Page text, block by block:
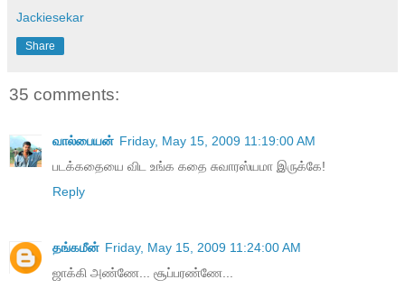
Jackiesekar
Share
35 comments:
வால்பையன் Friday, May 15, 2009 11:19:00 AM
படக்கதையை விட உங்க கதை சுவாரஸ்யமா இருக்கே!
Reply
தங்கமீன் Friday, May 15, 2009 11:24:00 AM
ஜாக்கி அண்ணே... சூப்பரண்ணே...